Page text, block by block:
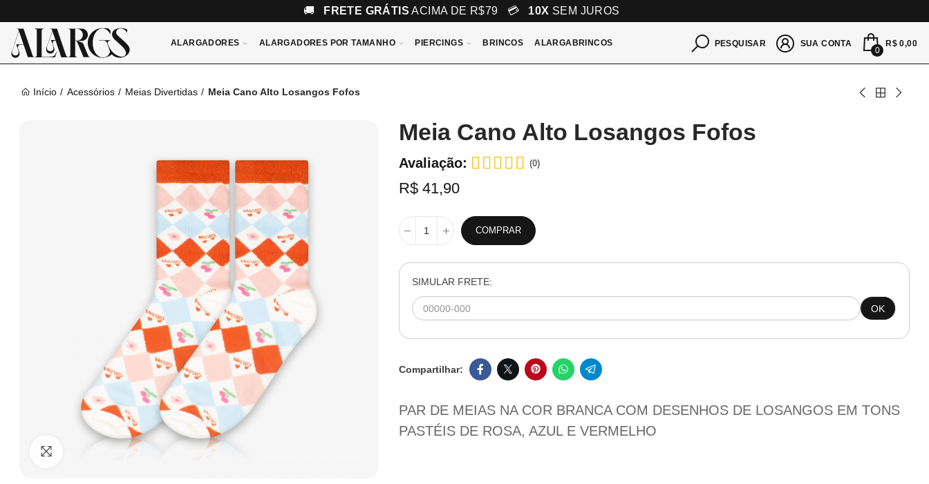
🚚 FRETE GRÁTIS ACIMA DE R$79 💳 10X SEM JUROS
ALARGADORES ALARGADORES POR TAMANHO PIERCINGS BRINCOS ALARGABRINCOS PESQUISAR SUA CONTA
0
R$ 0,00
Início Acessórios Meias Divertidas Meia Cano Alto Losangos Fofos
Clique para ampliar
Meia Cano Alto Losangos Fofos
Avaliação: (0)
R$ 41,90
COMPRAR
SIMULAR FRETE:
OK
PAR DE MEIAS NA COR BRANCA COM DESENHOS DE LOSANGOS EM TONS
PASTÉIS DE ROSA, AZUL E VERMELHO